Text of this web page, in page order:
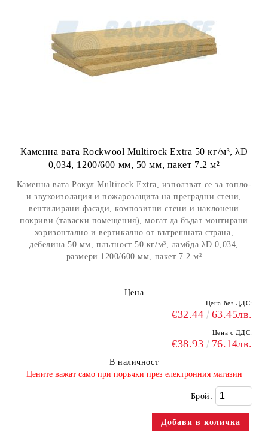
Каменна вата Rockwool Multirock Extra 50 кг/м³, λD
0,034, 1200/600 мм, 50 мм, пакет 7.2 м²
Каменна вата Рокул Multirock Extra, използват се за топло-
и звукоизолация и пожарозащита на преградни стени,
вентилирани фасади, композитни стени и наклонени
покриви (таваски помещения), могат да бъдат монтирани
хоризонтално и вертикално от вътрешната страна,
дебелина 50 мм, плътност 50 кг/м³, ламбда λD 0,034,
размери 1200/600 мм, пакет 7.2 м²
Цена
Цена без ДДС:
€32.44 63.45лв.
Цена с ДДС:
€38.93 76.14лв.
В наличност
​Цените важат само при поръчки през електронния магазин
Брой: